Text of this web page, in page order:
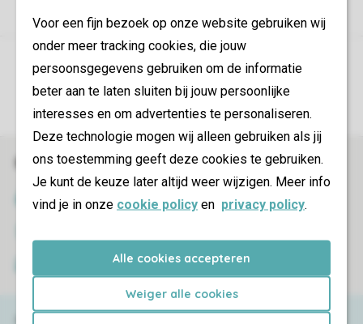
Voor een fijn bezoek op onze website gebruiken wij
onder meer tracking cookies, die jouw
persoonsgegevens gebruiken om de informatie
beter aan te laten sluiten bij jouw persoonlijke
interesses en om advertenties te personaliseren.
Deze technologie mogen wij alleen gebruiken als jij
ons toestemming geeft deze cookies te gebruiken.
Je kunt de keuze later altijd weer wijzigen. Meer info
vind je in onze cookie policy en privacy policy.
Alle cookies accepteren
Weiger alle cookies
Control over your own privacy
More info and preferences
Book online securely and quickly
SSL certificate
Secure payment